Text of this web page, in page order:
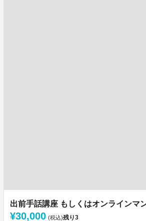
出前手話講座 もしくはオンラインマ
¥30,000 (税込)残り3